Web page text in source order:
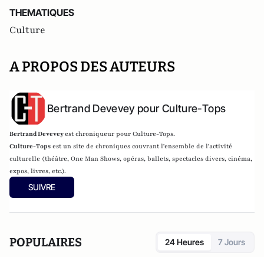
THEMATIQUES
Culture
A PROPOS DES AUTEURS
Bertrand Devevey pour Culture-Tops
Bertrand Deveveyest chroniqueur pour Culture-Tops.
Culture-Tops est un site de chroniques couvrant l'ensemble de l'activité
culturelle (théâtre, One Man Shows, opéras, ballets, spectacles divers, cinéma,
expos, livres, etc.).
SUIVRE
POPULAIRES 24 Heures 7 Jours